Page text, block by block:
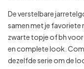
De verstelbare
samen met je favoriete
zwarte topje of bh
en complete look.
dezelfde serie om de